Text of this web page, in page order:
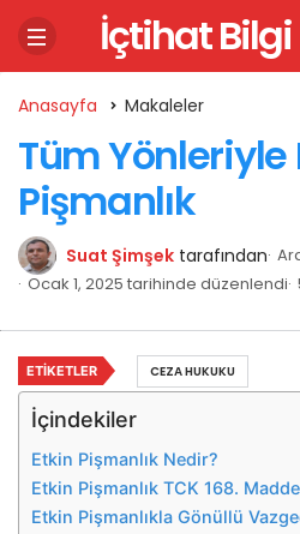
İçtihat Bilgi
Anasayfa Makaleler
Tüm Yönleriyle
Pişmanlık
Suat Şimşek tarafından
Ocak 1, 2025 tarihinde düzenlendi
İçindekiler
Etkin Pişmanlık Nedir?
Etkin Pişmanlık TCK 168. Madde
Etkin Pişmanlıkla Gönüllü
ETIKETLER CEZA HUKUKU